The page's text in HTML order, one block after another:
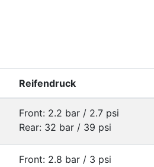
Reifendruck
Front: 2.2 bar / 2.7 psi
Rear: 32 bar / 39 psi
Front: 2.8 bar / 3 psi